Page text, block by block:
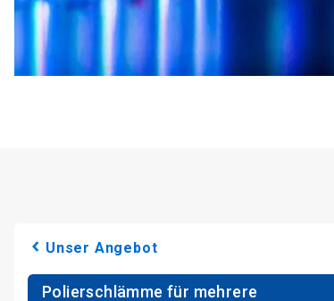
Unser Angebot
Polierschlämme für mehrere